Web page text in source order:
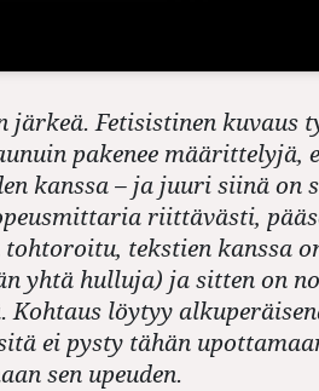
järkeä. Fetisistinen kuvaus
pakenee määrittelyjä,
kanssa – ja juuri siinä on
riittävästi,
tohtoroitu, tekstien kanssa
yhtä hulluja) ja sitten on
löytyy
ei pysty tähän
sen upeuden.